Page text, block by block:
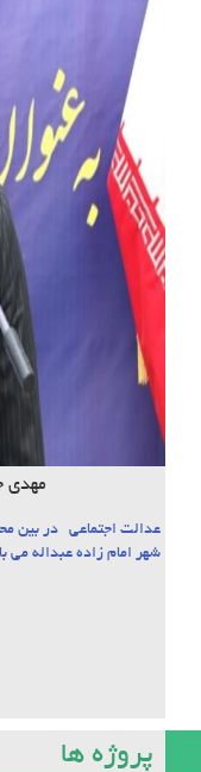
مهدی
عدالت اجتماعی در بین
شهر امام زاده عبداله می
پروژه ها